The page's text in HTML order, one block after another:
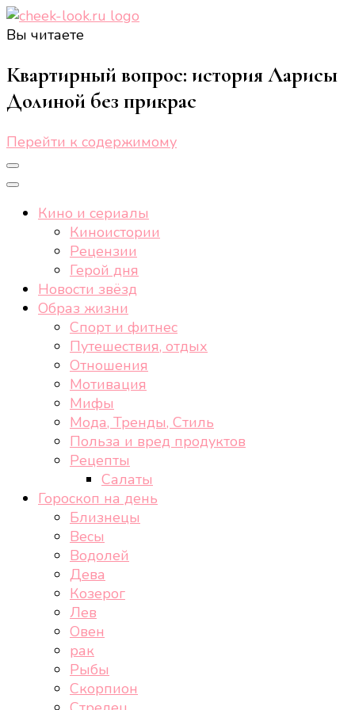
здоровом образе жизни, спорте, стиле, отдыхе и
еде.
Вы читаете
Квартирный вопрос: история Ларисы
Долиной без прикрас
Перейти к содержимому
Кино и сериалы
Киноистории
Рецензии
Герой дня
Новости звёзд
Образ жизни
Спорт и фитнес
Путешествия, отдых
Отношения
Мотивация
Мифы
Мода, Тренды, Стиль
Польза и вред продуктов
Рецепты
Салаты
Гороскоп на день
Близнецы
Весы
Водолей
Дева
Козерог
Лев
Овен
рак
Рыбы
Скорпион